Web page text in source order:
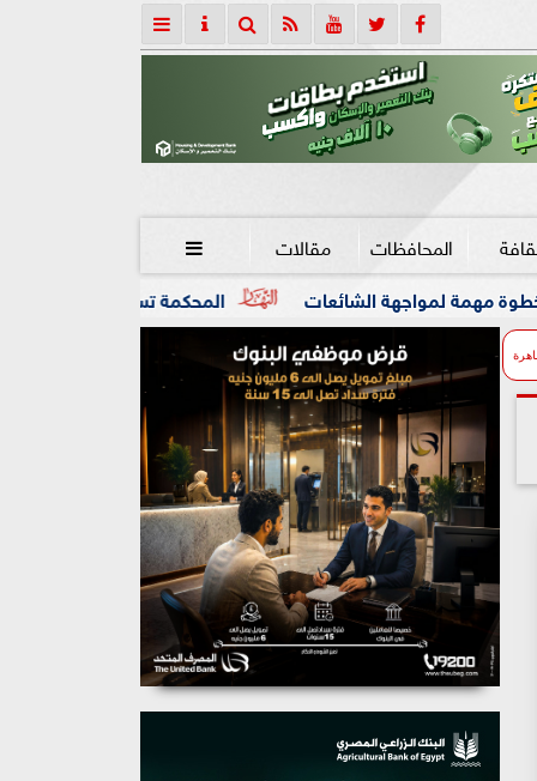
المحافظات مقالات 
المحكمة تستدعي محمد صلاح لأداء اليمين